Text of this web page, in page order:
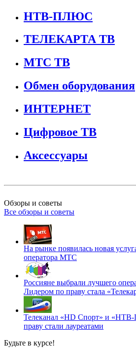
НТВ-ПЛЮС
ТЕЛЕКАРТА ТВ
МТС ТВ
Обмен оборудования
ИНТЕРНЕТ
Цифровое ТВ
Аксессуары
Обзоры и советы
Все обзоры и советы
На рынке появилась новая
оператора МТС
Россияне выбрали лучшего
Лидером по праву стала
Телеканал «HD Спорт» и
праву стали лауреатами
Будьте в курсе!